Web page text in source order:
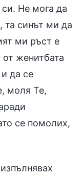
Не мога да
та синът ми да
ми ръст е
женитбата
да се
моля Те,
се помолих,